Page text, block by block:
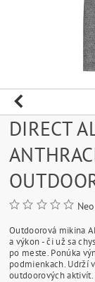
DIRECT
Outdoorová mikina
a výkon - či už sa
po meste. Ponúka
podmienkach. Udrží
outdoorových aktivít.